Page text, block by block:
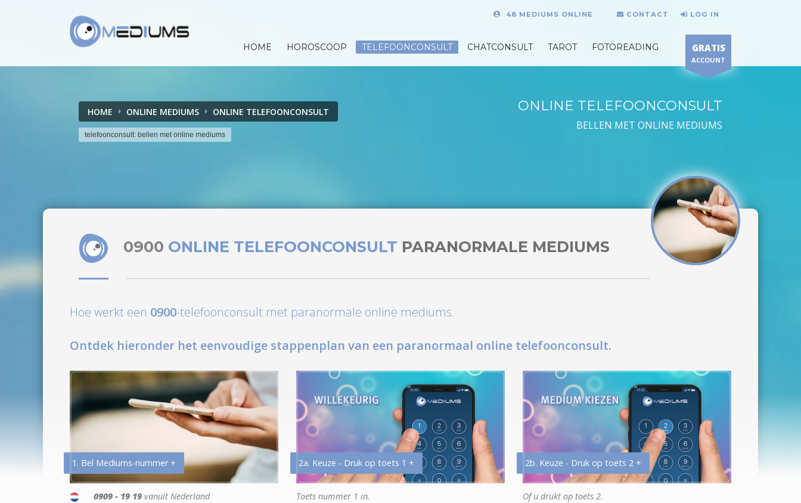
48 MEDIUMS ONLINE CONTACT LOG IN
HOME HOROSCOOP TELEFOONCONSULT CHATCONSULT TAROT FOTOREADING GRATIS
ACCOUNT
HOME ONLINE MEDIUMS ONLINE TELEFOONCONSULT
telefoonconsult: bellen met online mediums
ONLINE TELEFOONCONSULT
BELLEN MET ONLINE MEDIUMS
0900 ONLINE TELEFOONCONSULT PARANORMALE MEDIUMS
Hoe werkt een 0900-telefoonconsult met paranormale online mediums.
Ontdek hieronder het eenvoudige stappenplan van een paranormaal online telefoonconsult.
1. Bel Mediums-nummer +
0909 - 19 19 vanuit Nederland
2a. Keuze - Druk op toets 1 +
Toets nummer 1 in.
2b. Keuze - Druk op toets 2 +
Of u drukt op toets 2.